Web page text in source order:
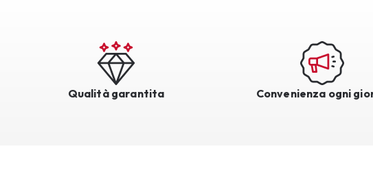
Qualità garantita Convenienza ogni